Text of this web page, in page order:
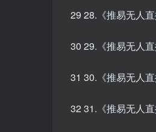
29 28.《推易无人
30 29.《推易无人
31 30.《推易无人
32 31.《推易无人